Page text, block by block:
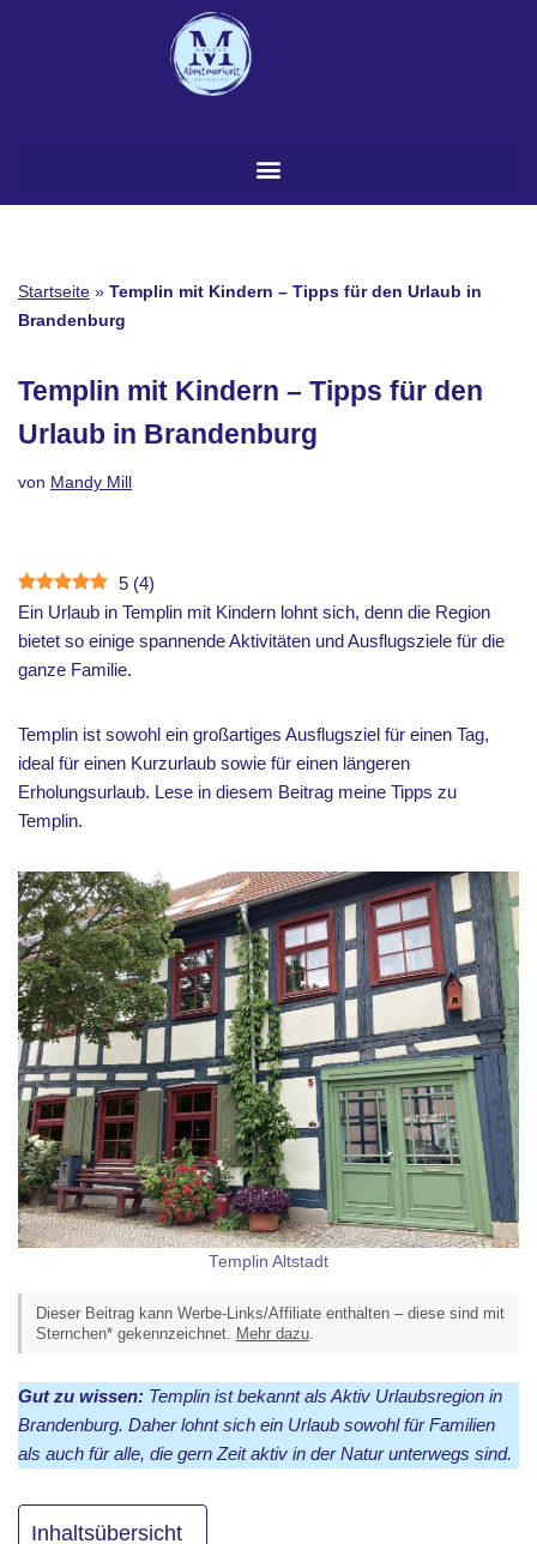
Startseite » Templin mit Kindern – Tipps für den Urlaub in
Brandenburg
Templin mit Kindern – Tipps für den
Urlaub in Brandenburg
von Mandy Mill
5 (4)
Ein Urlaub in Templin mit Kindern lohnt sich, denn die Region
bietet so einige spannende Aktivitäten und Ausflugsziele für die
ganze Familie.
Templin ist sowohl ein großartiges Ausflugsziel für einen Tag,
ideal für einen Kurzurlaub sowie für einen längeren
Erholungsurlaub. Lese in diesem Beitrag meine Tipps zu
Templin.
Templin Altstadt
Dieser Beitrag kann Werbe-Links/Affiliate enthalten – diese sind mit
Sternchen* gekennzeichnet. Mehr dazu.
Gut zu wissen: Templin ist bekannt als Aktiv Urlaubsregion in
Brandenburg. Daher lohnt sich ein Urlaub sowohl für Familien
als auch für alle, die gern Zeit aktiv in der Natur unterwegs sind.
Inhaltsübersicht